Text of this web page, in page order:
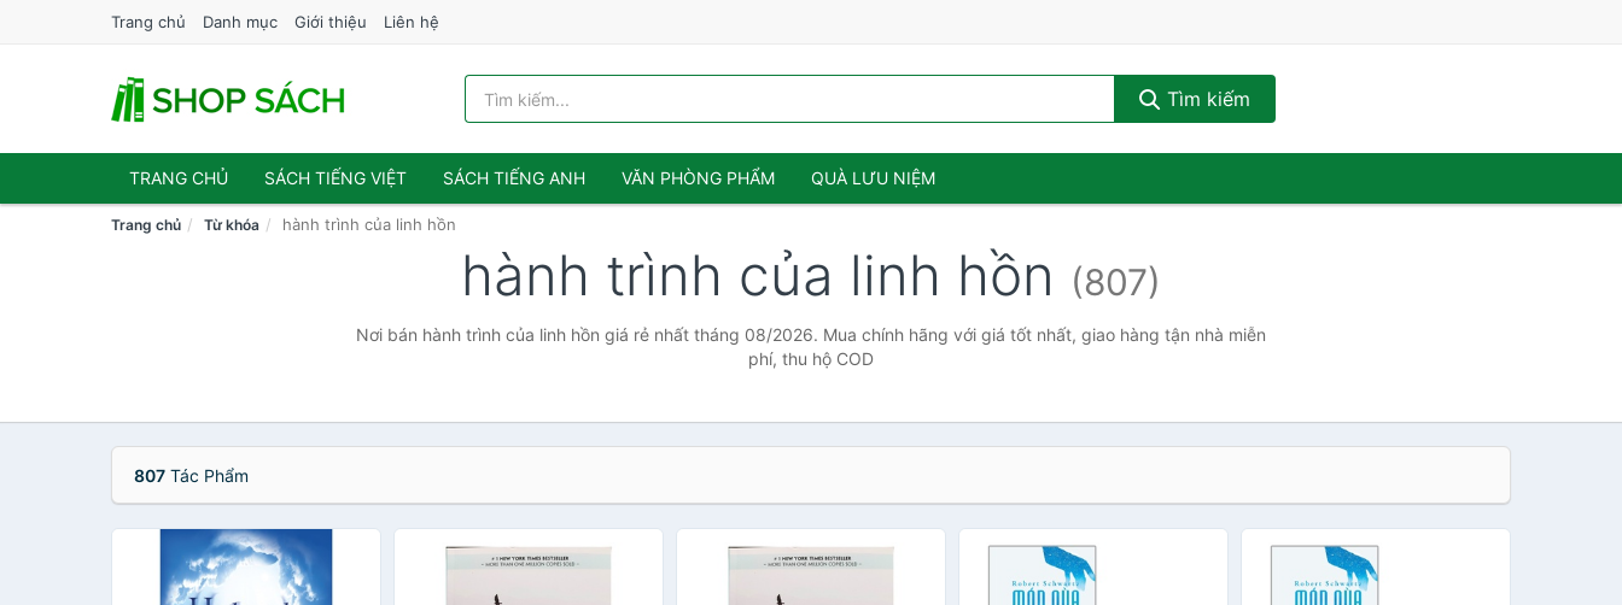
Trang chủ Danh mục Giới thiệu Liên hệ
Tìm kiếm
TRANG CHỦ SÁCH TIẾNG VIỆT SÁCH TIẾNG ANH VĂN PHÒNG PHẨM QUÀ LƯU NIỆM
Trang chủ Từ khóa hành trình của linh hồn
hành trình của linh hồn (807)
Nơi bán hành trình của linh hồn giá rẻ nhất tháng 08/2026. Mua chính hãng với giá tốt nhất, giao hàng tận nhà miễn
phí, thu hộ COD
807 Tác Phẩm